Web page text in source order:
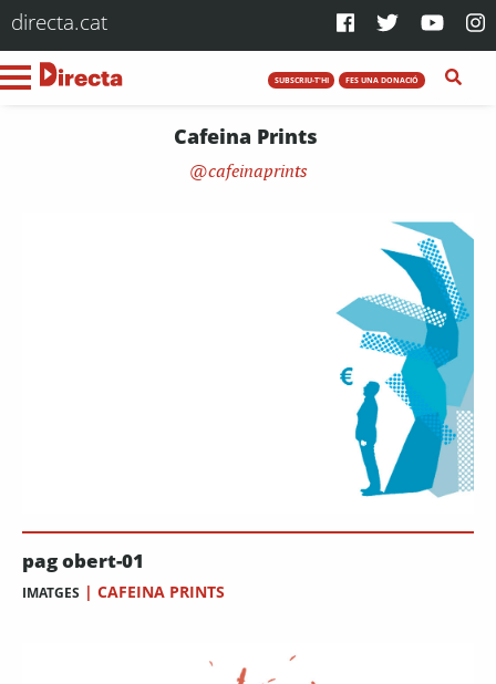
directa.cat
SUBSCRIU-T'HI FES UNA DONACIÓ
Cafeina Prints
cafeinaprints
pag obert-01
IMATGES | CAFEINA PRINTS